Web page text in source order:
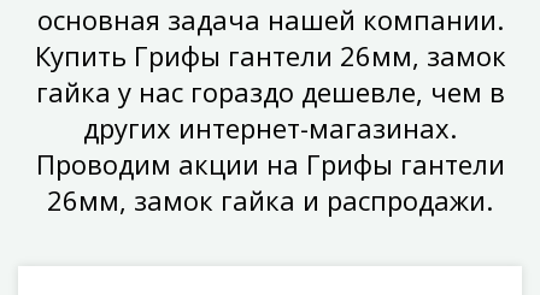
основная задача нашей компании.
Купить Грифы гантели 26мм, замок
гайка у нас гораздо дешевле, чем в
других интернет-магазинах.
Проводим акции на Грифы гантели
26мм, замок гайка и распродажи.